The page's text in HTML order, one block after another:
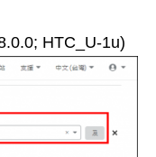
HTC_U-1u)